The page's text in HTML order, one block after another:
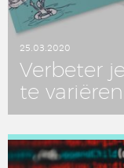
25.03.2020
Ver­be­ter je
te
LEES DIT ARTIKEL